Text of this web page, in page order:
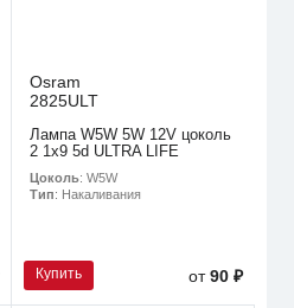
Osram
2825ULT
Лампа W5W 5W 12V цоколь
2 1x9 5d ULTRA LIFE
Цоколь: W5W
Тип: Накаливания
Купить от90 ₽